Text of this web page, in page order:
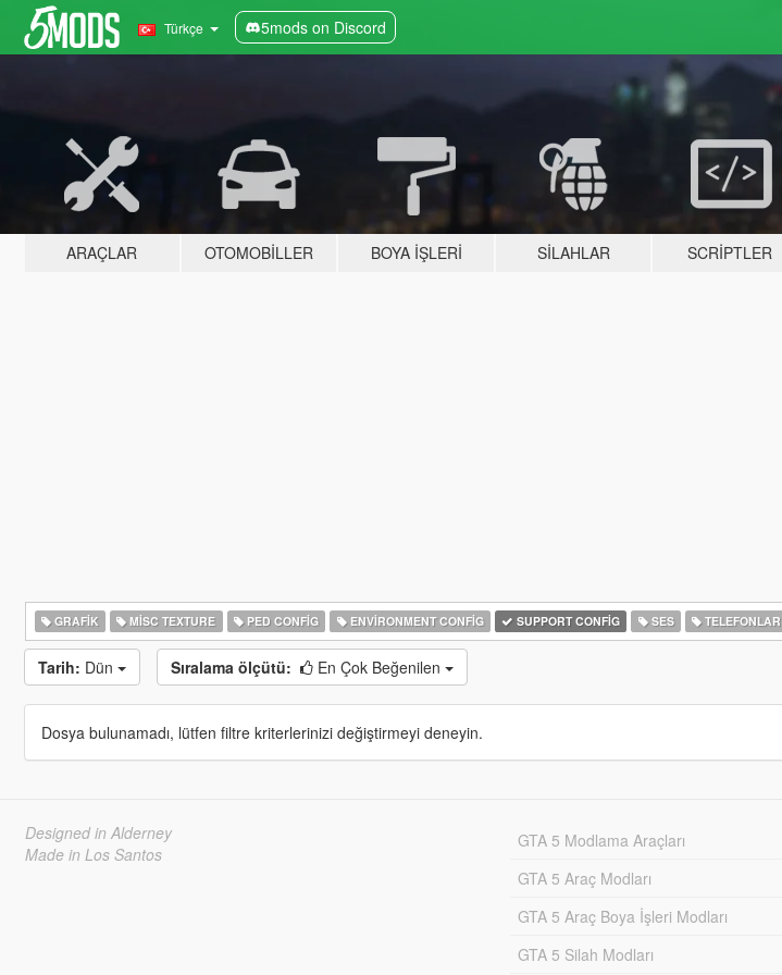
Türkçe 5mods on Discord
ARAÇLAR OTOMOBILLER BOYA İŞLERI SILAHLAR SCRIPTLER
GRAFIK MISC TEXTURE PED CONFIG ENVIRONMENT CONFIG SUPPORT CONFIG SES TELEFONLAR
Tarih: Dün Sıralama ölçütü: En Çok Beğenilen
Dosya bulunamadı, lütfen filtre kriterlerinizi değiştirmeyi deneyin.
Designed in Alderney
Made in Los Santos
GTA 5 Modlama Araçları
GTA 5 Araç Modları
GTA 5 Araç Boya İşleri Modları
GTA 5 Silah Modları